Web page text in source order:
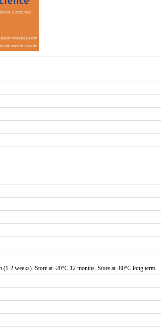
(1-2 weeks). Store at -20°C 12 months. Store at -80°C long term.